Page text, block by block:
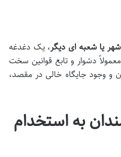
شهر یا شعبه ای دیگر، یک دغدغه
معمولاً دشوار و تابع قوانین سخت
و وجود جایگاه خالی در مقصد،
به استخدام